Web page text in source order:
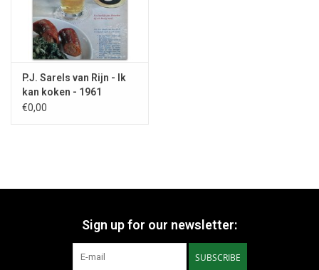
P.J. Sarels van Rijn - Ik
kan koken - 1961
€0,00
Sign up for our newsletter:
SUBSCRIBE